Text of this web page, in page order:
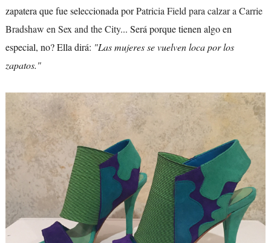
zapatera que fue seleccionada porPatricia Field para calzar a Carrie
Bradshaw en Sex and the City... Será porque tienen algo en
especial, no? Ella dirá: "Las mujeres se vuelven loca por los
zapatos."